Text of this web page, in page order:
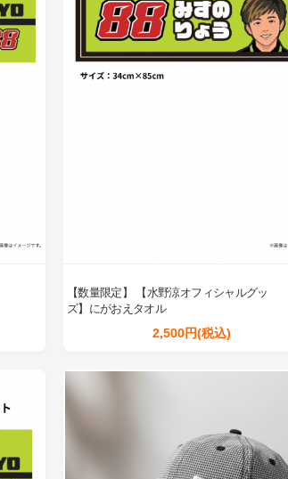
【数量限定】 【水野涼オフィシャルグッ
ズ】にがおえタオル
2,500円(税込)